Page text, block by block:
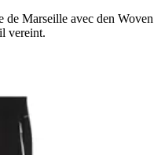
Marseille avec den Woven
vereint.